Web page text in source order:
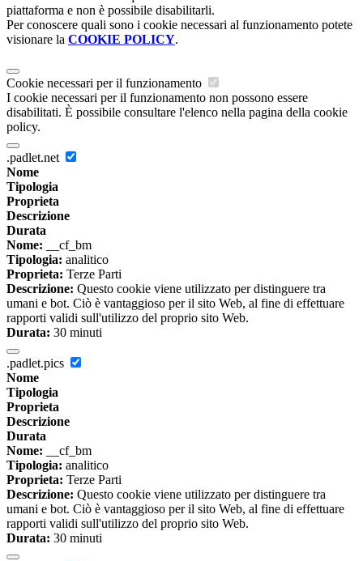
piattaforma e non è possibile disabilitarli.
Per conoscere quali sono i cookie necessari al funzionamento potete
visionare la COOKIE POLICY.
Cookie necessari per il funzionamento
I cookie necessari per il funzionamento non possono essere
disabilitati. È possibile consultare l'elenco nella pagina della cookie
policy.
.padlet.net
Nome
Tipologia
Proprieta
Descrizione
Durata
Nome: __cf_bm
Tipologia: analitico
Proprieta: Terze Parti
Descrizione: Questo cookie viene utilizzato per distinguere tra
umani e bot. Ciò è vantaggioso per il sito Web, al fine di effettuare
rapporti validi sull'utilizzo del proprio sito Web.
Durata: 30 minuti
.padlet.pics
Nome
Tipologia
Proprieta
Descrizione
Durata
Nome: __cf_bm
Tipologia: analitico
Proprieta: Terze Parti
Descrizione: Questo cookie viene utilizzato per distinguere tra
umani e bot. Ciò è vantaggioso per il sito Web, al fine di effettuare
rapporti validi sull'utilizzo del proprio sito Web.
Durata: 30 minuti